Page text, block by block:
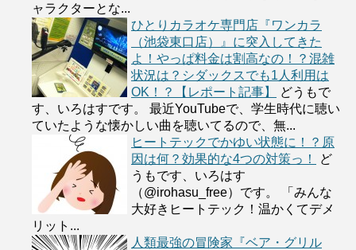
ャラクターとな...
ひとりカラオケ専門店『ワンカラ
（池袋東口店）』に突入してきた
よ！やっぱ料金は割高なの！？混雑
状況は？シダックスでも1人利用は
OK！？【レポート記事】
どうもで
す、いろはすです。 最近YouTubeで、学生時代に聴い
ていたような懐かしい曲を聴いてるので、無...
ヒートテックでかゆい状態に！？原
因は何？効果的な4つの対策っ！
ど
うもです、いろはす
（@irohasu_free）です。 「みんな
大好きヒートテック！温かくてデメ
リット...
人類最強の冒険家『ベア・グリル